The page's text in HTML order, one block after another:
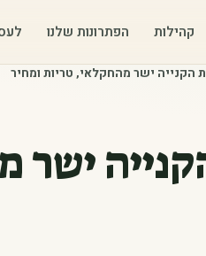
קהילות הפתרונות שלנו
הקנייה ישר מהחקלאי, טריות ומחיר